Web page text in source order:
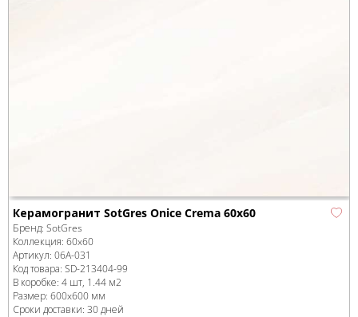
Керамогранит SotGres Onice Crema 60x60
Бренд: SotGres
Коллекция: 60x60
Артикул: 06A-031
Код товара: SD-213404-99
В коробке: 4 шт, 1.44 м2
Размер: 600x600 мм
Сроки доставки: 30 дней